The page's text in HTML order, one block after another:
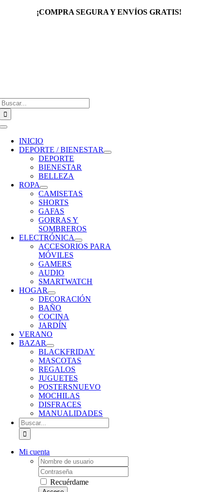
¡COMPRA SEGURA Y ENVÍOS GRATIS!
Toggle
Navigation
INICIO
DEPORTE / BIENESTAR
DEPORTE
BIENESTAR
BELLEZA
ROPA
CAMISETAS
SHORTS
GAFAS
GORRAS Y
SOMBREROS
ELECTRÓNICA
ACCESORIOS PARA
MÓVILES
GAMERS
AUDIO
SMARTWATCH
HOGAR
DECORACIÓN
BAÑO
COCINA
JARDÍN
VERANO
BAZAR
BLACKFRIDAY
MASCOTAS
REGALOS
JUGUETES
POSTERSNUEVO
MOCHILAS
DISFRACES
MANUALIDADES
Buscar:
Mi cuenta
Username:
Password:
Recuérdame